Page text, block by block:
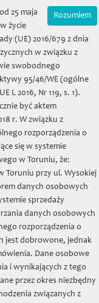
Zamówienia on-line
w
Toggle
Rozumiem
25 maja
życie
(UE) 2016/679 z dnia
w związku z
swobodnego
95/46/WE (ogólne
L 2016, Nr 119, s. 1).
być aktem
r. W związku z
rozporządzenia o
się w systemie
w Toruniu, że:
Toruniu przy ul. Wysokiej
danych osobowych
sprzedaży
danych osobowych
rozporządzenia o
jest dobrowone, jednak
Dane osobowe
i wynikających z tego
przez okres niezbędny
związanych z